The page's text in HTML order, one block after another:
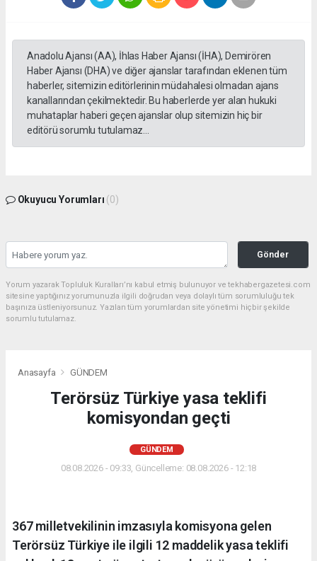
Anadolu Ajansı (AA), İhlas Haber Ajansı (İHA), Demirören
Haber Ajansı (DHA) ve diğer ajanslar tarafından eklenen tüm
haberler, sitemizin editörlerinin müdahalesi olmadan ajans
kanallarından çekilmektedir. Bu haberlerde yer alan hukuki
muhataplar haberi geçen ajanslar olup sitemizin hiç bir
editörü sorumlu tutulamaz...
Okuyucu Yorumları (0)
Gönder
Yorum yazarak Topluluk Kuralları’nı kabul etmiş bulunuyor ve tekhabergazetesi.com
sitesine yaptığınız yorumunuzla ilgili doğrudan veya dolaylı tüm sorumluluğu tek
başınıza üstleniyorsunuz. Yazılan tüm yorumlardan site yönetimi hiçbir şekilde
sorumlu tutulamaz.
Anasayfa GÜNDEM
Terörsüz Türkiye yasa teklifi
komisyondan geçti
GÜNDEM
08.08.2026 - 09:33, Güncelleme: 08.08.2026 - 12:18
367 milletvekilinin imzasıyla komisyona gelen
Terörsüz Türkiye ile ilgili 12 maddelik yasa teklifi